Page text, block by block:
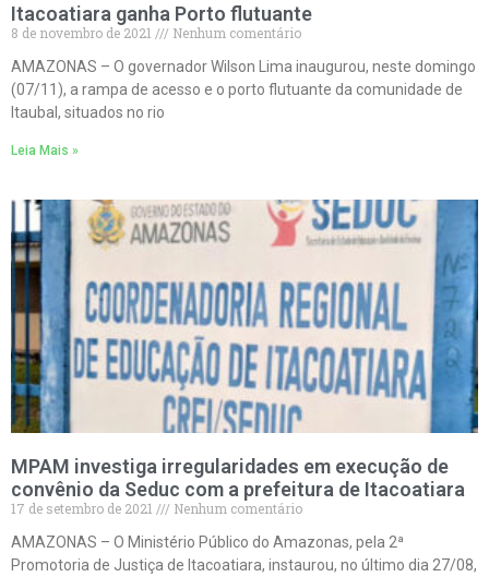
Itacoatiara ganha Porto flutuante
8 de novembro de 2021
Nenhum comentário
AMAZONAS – O governador Wilson Lima inaugurou, neste domingo
(07/11), a rampa de acesso e o porto flutuante da comunidade de
Itaubal, situados no rio
Leia Mais »
MPAM investiga irregularidades em execução de
convênio da Seduc com a prefeitura de Itacoatiara
17 de setembro de 2021
Nenhum comentário
AMAZONAS – O Ministério Público do Amazonas, pela 2ª
Promotoria de Justiça de Itacoatiara, instaurou, no último dia 27/08,